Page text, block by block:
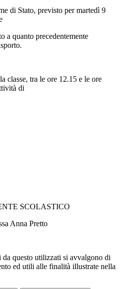
di Stato, previsto per martedì 9
a quanto precedentemente
classe, tra le ore 12.15 e le ore
di
SCOLASTICO
Anna Pretto
questo utilizzati si avvalgono di
ed utili alle finalità illustrate nella